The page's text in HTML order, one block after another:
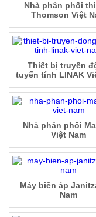
Nhà phân phối
Thomson Việt
Thiết bị truyền
tuyến tính LINAK
Nhà phân phối
Việt Nam
Máy biến áp
Nam